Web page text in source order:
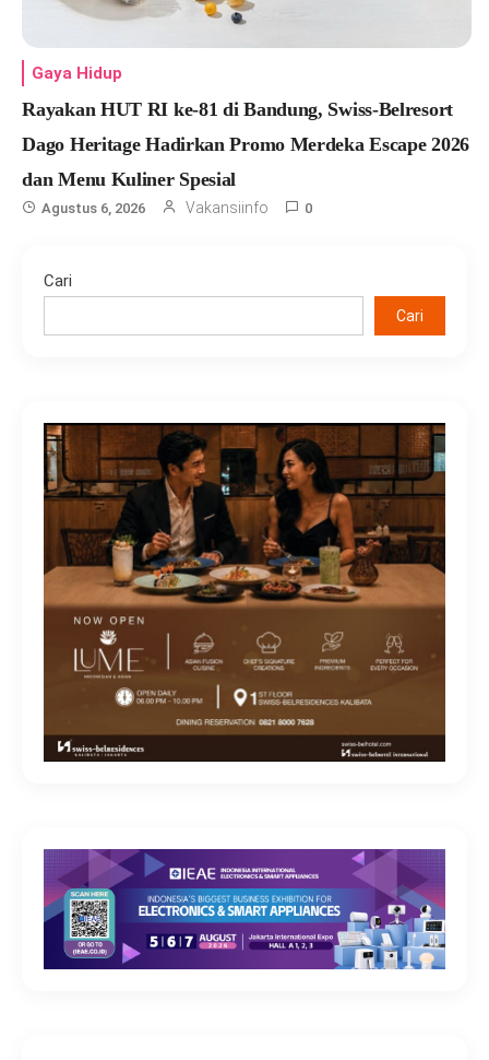
Gaya Hidup
Rayakan HUT RI ke-81 di Bandung, Swiss-Belresort
Dago Heritage Hadirkan Promo Merdeka Escape 2026
dan Menu Kuliner Spesial
Agustus 6, 2026 Vakansiinfo 0
Cari
Cari